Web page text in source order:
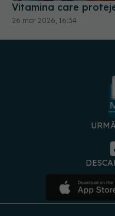
Vitamina care
26 mar 2026, 16:34